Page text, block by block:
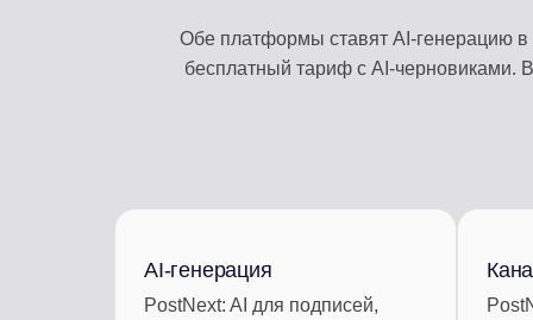
Обе платформы ставят AI-генерацию
бесплатный тариф с AI-черновиками.
AI-генерация
PostNext: AI для подписей,